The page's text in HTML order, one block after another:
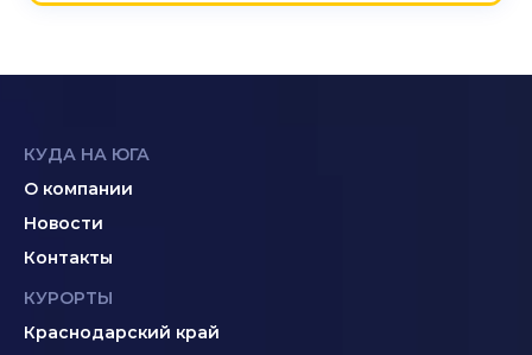
КУДА НА ЮГА
О компании
Новости
Контакты
КУРОРТЫ
Краснодарский край